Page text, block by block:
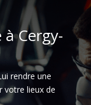
Cergy-
rendre une
votre lieux de